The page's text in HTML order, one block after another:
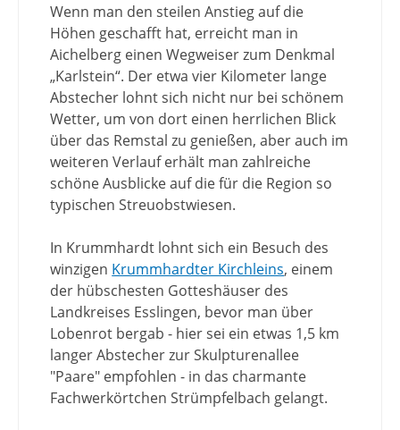
Wenn man den steilen Anstieg auf die
Höhen geschafft hat, erreicht man in
Aichelberg einen Wegweiser zum Denkmal
„Karlstein“. Der etwa vier Kilometer lange
Abstecher lohnt sich nicht nur bei schönem
Wetter, um von dort einen herrlichen Blick
über das Remstal zu genießen, aber auch im
weiteren Verlauf erhält man zahlreiche
schöne Ausblicke auf die für die Region so
typischen Streuobstwiesen.
In Krummhardt lohnt sich ein Besuch des
winzigen Krummhardter Kirchleins, einem
der hübschesten Gotteshäuser des
Landkreises Esslingen, bevor man über
Lobenrot bergab - hier sei ein etwas 1,5 km
langer Abstecher zur Skulpturenallee
"Paare" empfohlen - in das charmante
Fachwerkörtchen Strümpfelbach gelangt.